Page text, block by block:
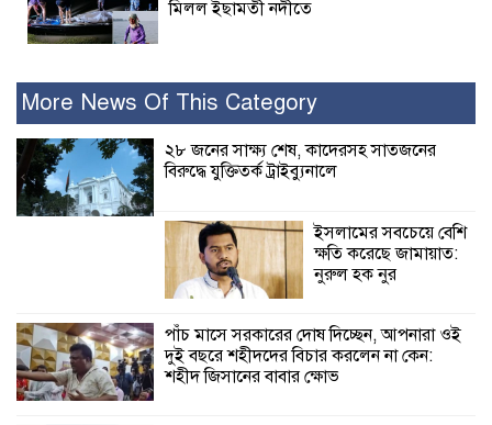
মিলল ইছামতী নদীতে
উদ্যোগে কর্মী সম্মেলন
বিনিময় সভা
শ্যামনগরে বনবিভাগ ও সিএমসির সাথে
শ্যামনগরে সুপেয়
More News Of This Category
২৮ জনের সাক্ষ্য শেষ, কাদেরসহ সাতজনের
বিরুদ্ধে যুক্তিতর্ক ট্রাইব্যুনালে
ইসলামের সবচেয়ে বেশি
ক্ষতি করেছে জামায়াত:
নুরুল হক নুর
পাঁচ মাসে সরকারের দোষ দিচ্ছেন, আপনারা ওই
দুই বছরে শহীদদের বিচার করলেন না কেন:
শহীদ জিসানের বাবার ক্ষোভ